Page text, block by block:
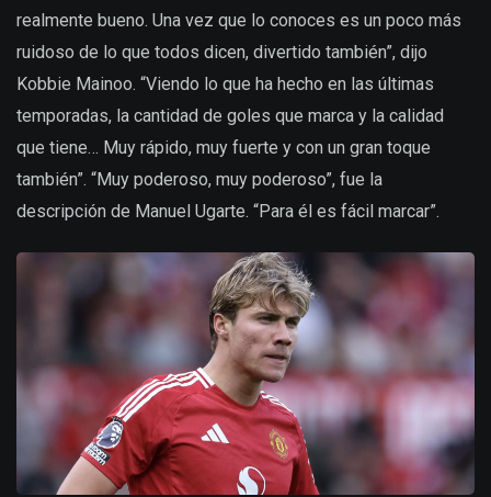
realmente bueno. Una vez que lo conoces es un poco más
ruidoso de lo que todos dicen, divertido también”, dijo
Kobbie Mainoo. “Viendo lo que ha hecho en las últimas
temporadas, la cantidad de goles que marca y la calidad
que tiene… Muy rápido, muy fuerte y con un gran toque
también”. “Muy poderoso, muy poderoso”, fue la
descripción de Manuel Ugarte. “Para él es fácil marcar”.